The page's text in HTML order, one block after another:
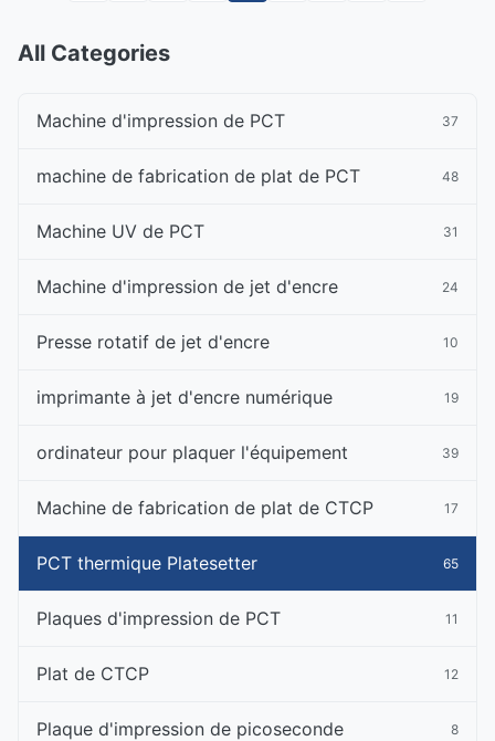
All Categories
Machine d'impression de PCT 37
machine de fabrication de plat de PCT 48
Machine UV de PCT 31
Machine d'impression de jet d'encre 24
Presse rotatif de jet d'encre 10
imprimante à jet d'encre numérique 19
ordinateur pour plaquer l'équipement 39
Machine de fabrication de plat de CTCP 17
PCT thermique Platesetter 65
Plaques d'impression de PCT 11
Plat de CTCP 12
Plaque d'impression de picoseconde 8